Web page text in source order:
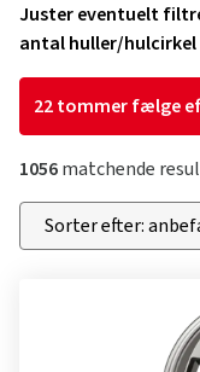
Juster eventuelt
antal huller/
22 tommer fælge
1056matchende